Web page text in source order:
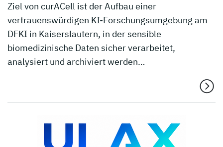
Ziel von curACell ist der Aufbau einer
vertrauenswürdigen KI-Forschungsumgebung am
DFKI in Kaiserslautern, in der sensible
biomedizinische Daten sicher verarbeitet,
analysiert und archiviert werden…